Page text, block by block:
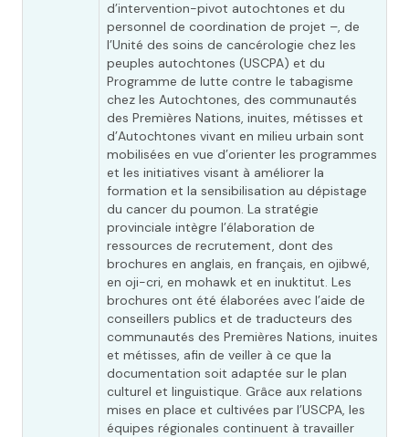
d’intervention-pivot autochtones et du
personnel de coordination de projet –, de
l’Unité des soins de cancérologie chez les
peuples autochtones (USCPA) et du
Programme de lutte contre le tabagisme
chez les Autochtones, des communautés
des Premières Nations, inuites, métisses et
d’Autochtones vivant en milieu urbain sont
mobilisées en vue d’orienter les programmes
et les initiatives visant à améliorer la
formation et la sensibilisation au dépistage
du cancer du poumon. La stratégie
provinciale intègre l’élaboration de
ressources de recrutement, dont des
brochures en anglais, en français, en ojibwé,
en oji-cri, en mohawk et en inuktitut. Les
brochures ont été élaborées avec l’aide de
conseillers publics et de traducteurs des
communautés des Premières Nations, inuites
et métisses, afin de veiller à ce que la
documentation soit adaptée sur le plan
culturel et linguistique. Grâce aux relations
mises en place et cultivées par l’USCPA, les
équipes régionales continuent à travailler